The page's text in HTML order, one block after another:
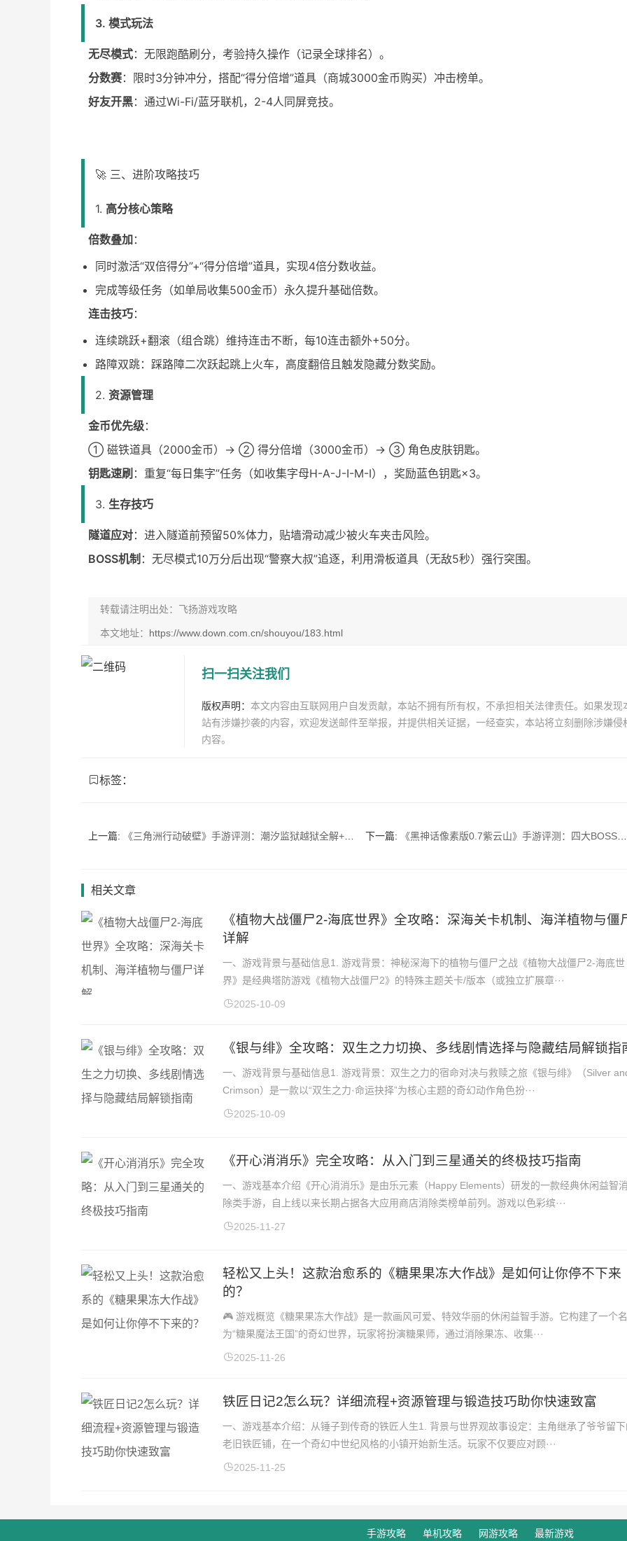
3. 模式玩法
无尽模式：无限跑酷刷分，考验持久操作（记录全球排名）。
分数赛：限时3分钟冲分，搭配“得分倍增”道具（商城3000金币购买）冲击榜单。
好友开黑：通过Wi-Fi/蓝牙联机，2-4人同屏竞技。
🚀 三、进阶攻略技巧
1. 高分核心策略
倍数叠加 ：
同时激活“双倍得分”+“得分倍增”道具，实现4倍分数收益。
完成等级任务（如单局收集500金币）永久提升基础倍数。
连击技巧：
连续跳跃+翻滚（组合跳）维持连击不断，每10连击额外+50分。
路障双跳：踩路障二次跃起跳上火车，高度翻倍且触发隐藏分数奖励。
2. 资源管理
金币优先级：
① 磁铁道具（2000金币）→ ② 得分倍增（3000金币）→ ③ 角色皮肤钥匙。
钥匙速刷 ：重复“每日集字”任务（如收集字母H-A-J-I-M-I），奖励蓝色钥匙×3。
3. 生存技巧
隧道应对：进入隧道前预留50%体力，贴墙滑动减少被火车夹击风险。
BOSS机制 ：无尽模式10万分后出现“警察大叔”追逐，利用滑板道具（无敌5秒）强行突围。
转载请注明出处：飞扬游戏攻略
本文地址： https://www.down.com.cn/shouyou/183.html
扫一扫关注我们
版权声明： 本文内容由互联网用户自发贡献，本站不拥有所有权，不承担相关法律责任。如果发现
站有涉嫌抄袭的内容，欢迎发送邮件至举报，并提供相关证据，一经查实，本站将立刻删除涉嫌侵
内容。
标签：
上一篇: 《三角洲行动破壁》手游评测：潮汐监狱越狱全解+水下战斗系统实测 下一篇: 《黑神话像素版0.7紫云山》手游评测：四大BOSS打法+变身系统全解
相关文章
《植物大战僵尸2-海底世界》全攻略：深海关卡机制、海洋植物与僵
详解
一、游戏背景与基础信息1. 游戏背景：神秘深海下的植物与僵尸之战《植物大战僵尸2-海底世
界》是经典塔防游戏《植物大战僵尸2》的特殊主题关卡/版本（或独立扩展章···
2025-10-09
《银与绯》全攻略：双生之力切换、多线剧情选择与隐藏结局解锁指
一、游戏背景与基础信息1. 游戏背景：双生之力的宿命对决与救赎之旅《银与绯》（Silver
Crimson）是一款以“双生之力·命运抉择”为核心主题的奇幻动作角色扮···
2025-10-09
《开心消消乐》完全攻略：从入门到三星通关的终极技巧指南
一、游戏基本介绍《开心消消乐》是由乐元素（Happy Elements）研发的一款经典休闲益智
除类手游，自上线以来长期占据各大应用商店消除类榜单前列。游戏以色彩缤···
2025-11-27
轻松又上头！这款治愈系的《糖果果冻大作战》是如何让你停不下来
的？
🎮 游戏概览《糖果果冻大作战》是一款画风可爱、特效华丽的休闲益智手游。它构建了一个名
为“糖果魔法王国”的奇幻世界，玩家将扮演糖果师，通过消除果冻、收集···
2025-11-26
铁匠日记2怎么玩？详细流程+资源管理与锻造技巧助你快速致富
一、游戏基本介绍：从锤子到传奇的铁匠人生1. 背景与世界观故事设定：主角继承了爷爷留
老旧铁匠铺，在一个奇幻中世纪风格的小镇开始新生活。玩家不仅要应对顾···
2025-11-25
手游攻略 单机攻略 网游攻略 最新游戏